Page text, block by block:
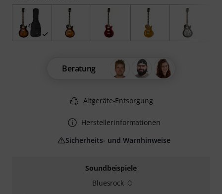
Soundbeispiele
Bluesrock
Beratung
Altgeräte-Entsorgung
Herstellerinformationen
Sicherheits- und Warnhinweise